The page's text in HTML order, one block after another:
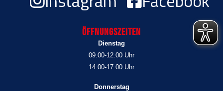
Öffnungszeiten
Dienstag
09.00-12.00 Uhr
14.00-17.00 Uhr
Donnerstag